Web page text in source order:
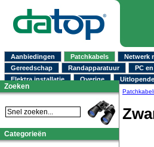
Aanbiedingen Patchkabels Netwerk
Gereedschap
Randapparatuur PC
Elektra installatie
Overige
Zoeken
Categorieën